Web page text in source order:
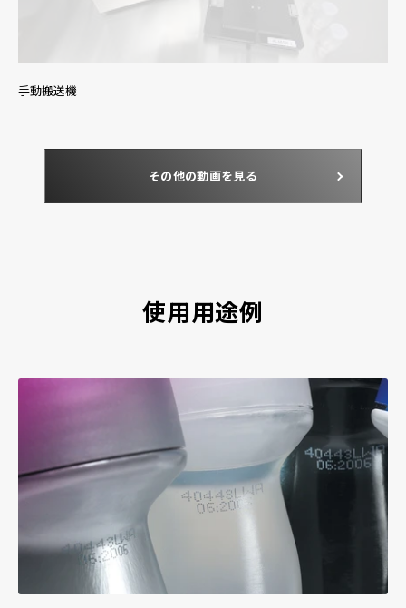
手動搬送機
その他の動画を見る
使用用途例